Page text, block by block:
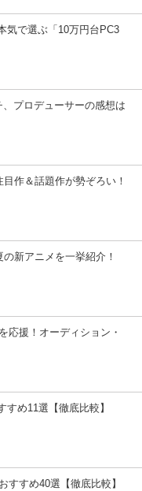
気で選ぶ「10万円台PC3
、プロデューサーの感想は
作＆話題作が勢ぞろい！
の新アニメを一挙紹介！
応援！オーディション・
め11選【徹底比較】
すすめ40選【徹底比較】